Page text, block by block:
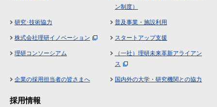
ン制度）
研究･技術協力 普及事業・施設利用
株式会社理研イノベーション スタートアップ支援
理研コンソーシアム
（一社）理研未来革新アライアン
ス
企業の採用担当者の皆さまへ 国内外の大学・研究機関との協力
採用情報